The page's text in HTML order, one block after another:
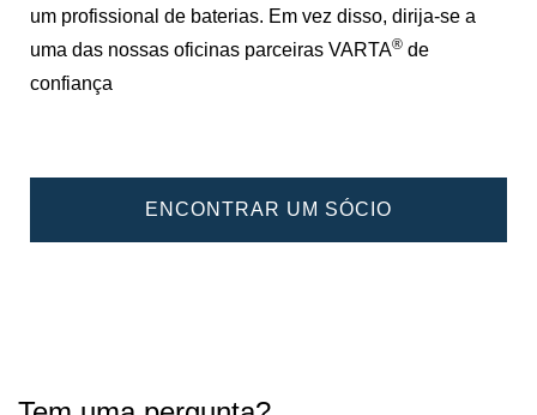
um profissional de baterias. Em vez disso, dirija-se a
uma das nossas oficinas parceiras VARTA® de
confiança
ENCONTRAR UM SÓCIO